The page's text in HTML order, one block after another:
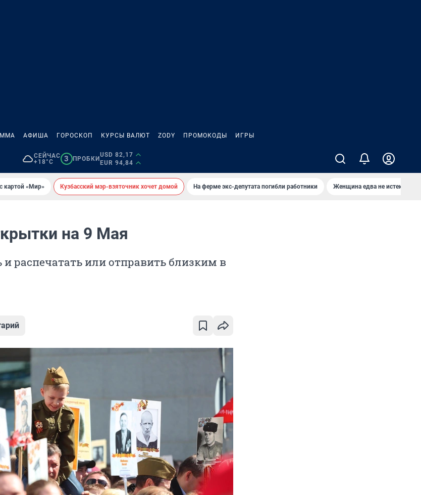
АФИША ГОРОСКОП КУРСЫ ВАЛЮТ ZODY ПРОМОКОДЫ ИГРЫ
СЕЙЧАС
+18°C
3 ПРОБКИ
USD 82,17
EUR 94,84
картой «Мир» Кузбасский мэр-взяточник хочет домой На ферме экс-депутата погибли работники Женщина едва не истекла
на 9 Мая
распечатать или отправить близким в